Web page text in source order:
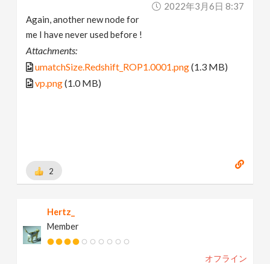
2022年3月6日 8:37
Again, another new node for
me I have never used before !
Attachments:
umatchSize.Redshift_ROP1.0001.png(1.3 MB)
vp.png(1.0 MB)
2
Hertz_
Member
オフライン